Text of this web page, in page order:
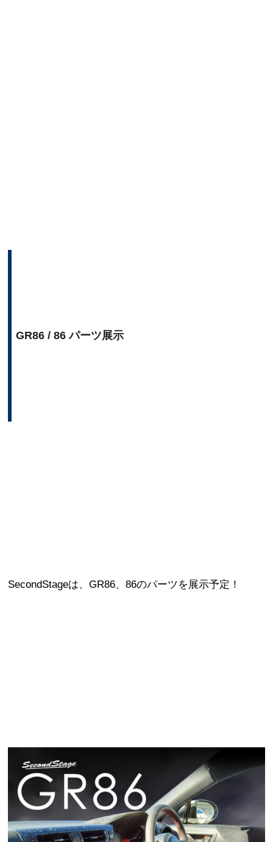
GR86 / 86 パーツ展示
SecondStageは、GR86、86のパーツを展示予定！